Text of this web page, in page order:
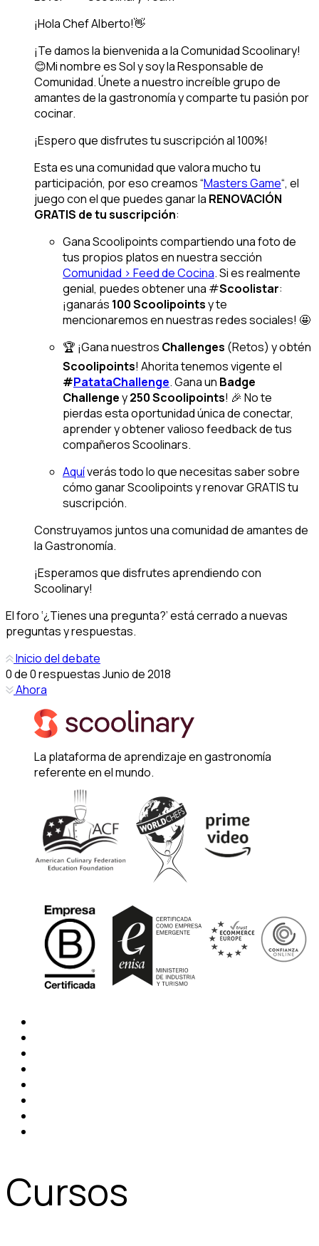
¡Hola Chef Alberto!👋
¡Te damos la bienvenida a la Comunidad Scoolinary!
😊Mi nombre es Sol y soy la Responsable de
Comunidad. Únete a nuestro increíble grupo de
amantes de la gastronomía y comparte tu pasión por
cocinar.
¡Espero que disfrutes tu suscripción al 100%!
Esta es una comunidad que valora mucho tu
participación, por eso creamos “Masters Game“, el
juego con el que puedes ganar la RENOVACIÓN
GRATIS de tu suscripción:
Gana Scoolipoints compartiendo una foto de
tus propios platos en nuestra sección
Comunidad > Feed de Cocina. Si es realmente
genial, puedes obtener una #Scoolistar:
¡ganarás 100 Scoolipointsy te
mencionaremos en nuestras redes sociales! 🤩
🏆 ¡Gana nuestros Challenges (Retos) y obtén
Scoolipoints! Ahorita tenemos vigente el
#PatataChallenge. Gana un Badge
Challengey250 Scoolipoints! 🎉 No te
pierdas esta oportunidad única de conectar,
aprender y obtener valioso feedback de tus
compañeros Scoolinars.
Aquíverás todo lo que necesitas saber sobre
cómo ganar Scoolipoints y renovar GRATIS tu
suscripción.
Construyamos juntos una comunidad de amantes de
la Gastronomía.
¡Esperamos que disfrutes aprendiendo con
Scoolinary!
El foro ‘¿Tienes una pregunta?’ está cerrado a nuevas
preguntas y respuestas.
Inicio del debate
0de0respuestasJunio de 2018
Ahora
La plataforma de aprendizaje en gastronomía
referente en el mundo.
Cursos